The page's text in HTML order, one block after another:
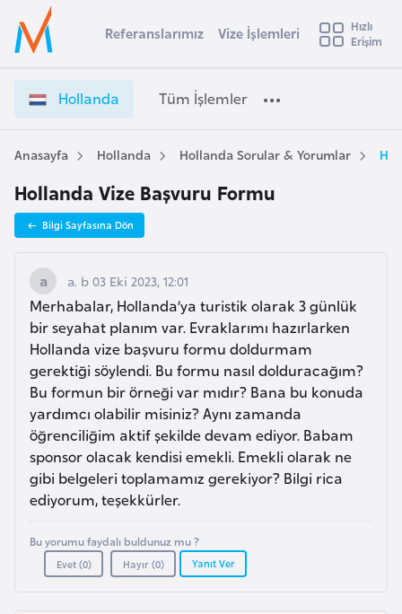
Ülke Seçimi
Başvuru yapmak istediğiniz ülkeyi seçin
Üye
Girişi
o
l
a
n
a
V
i
z
e
İ
ş
e
m
e
r
i
e
t
Referanslarımız Vize İşlemleri
Hızlı
Erişim
Hollanda Tüm İşlemler
Anasayfa Hollanda Hollanda Sorular & Yorumlar
Hollanda Vize Başvuru Formu
Bilgi Sayfasına Dön
a. b 03 Eki 2023, 12:01
Merhabalar, Hollanda’ya turistik olarak 3 günlük
bir seyahat planım var. Evraklarımı hazırlarken
Hollanda vize başvuru formu doldurmam
gerektiği söylendi. Bu formu nasıl dolduracağım?
Bu formun bir örneği var mıdır? Bana bu konuda
yardımcı olabilir misiniz? Aynı zamanda
öğrenciliğim aktif şekilde devam ediyor. Babam
sponsor olacak kendisi emekli. Emekli olarak ne
gibi belgeleri toplamamız gerekiyor? Bilgi rica
ediyorum, teşekkürler.
Bu yorumu faydalı buldunuz mu ?
Evet (0) Hayır (0) Yanıt Ver
s
t
r
a
A
u
s
t
u
y
a
A
z
e
r